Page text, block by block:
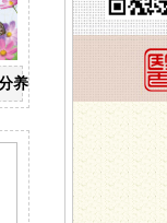
养生